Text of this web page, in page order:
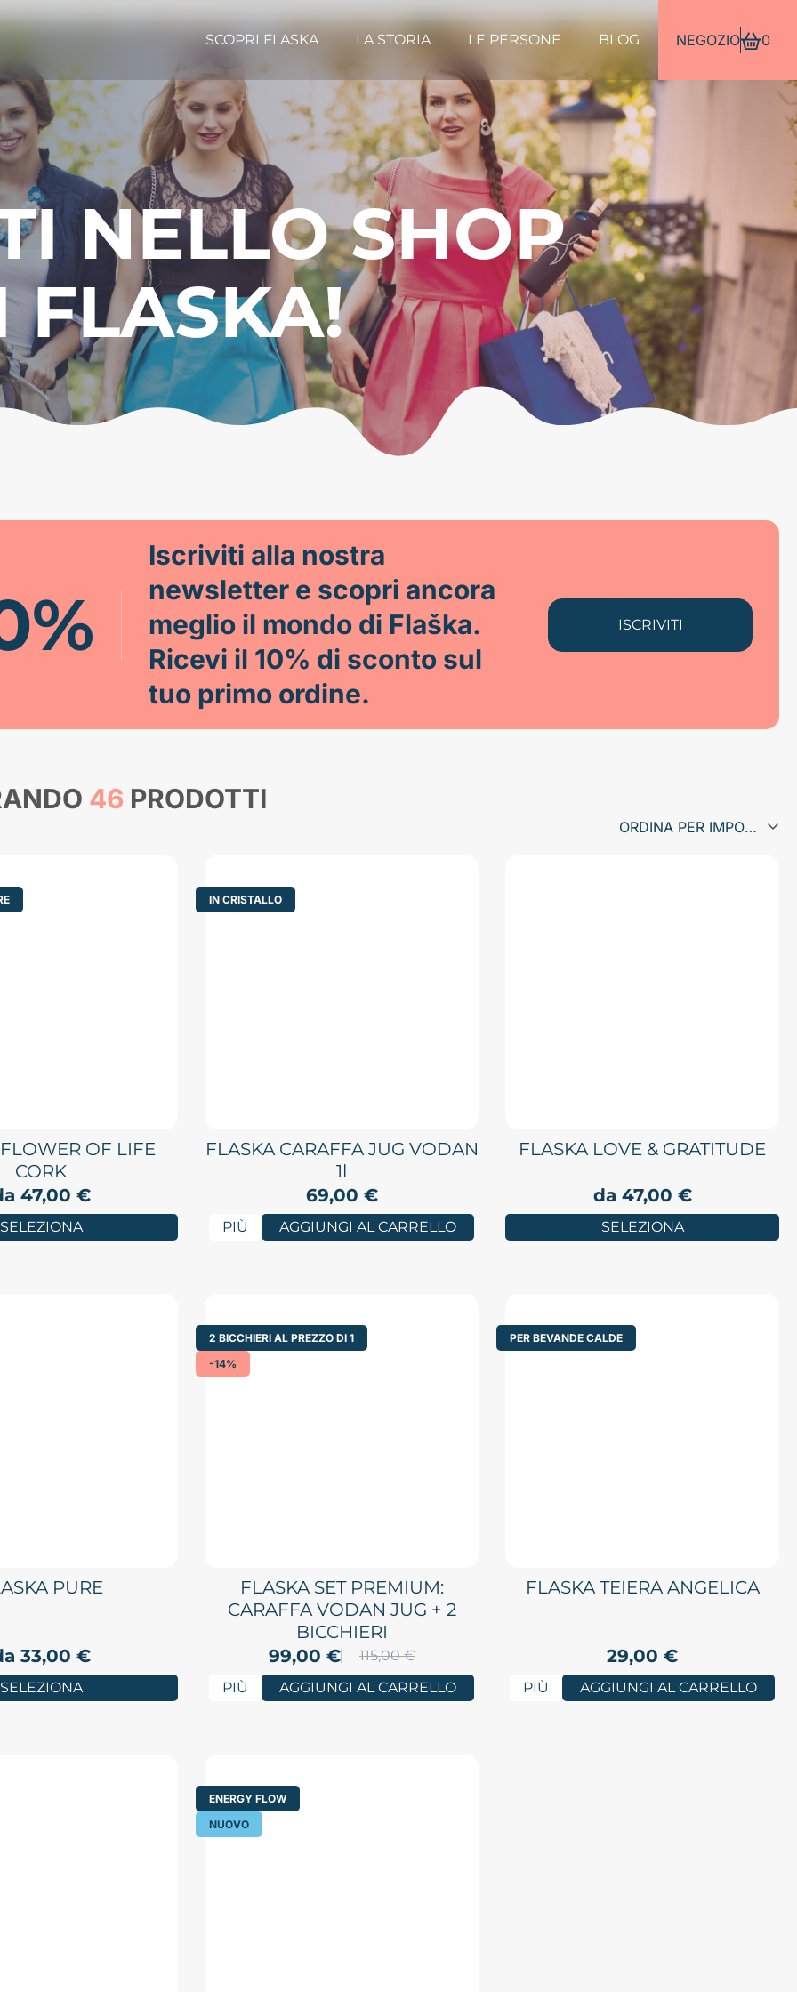
SCOPRI FLASKA LA STORIA LE PERSONE BLOG NEGOZIO 0
NELLO SHOP
FLASKA!
Iscriviti alla nostra
newsletter e scopri ancora
meglio il mondo di Flaška.
Ricevi il 10% di sconto sul
tuo primo ordine.
ISCRIVITI
46 PRODOTTI
OF LIFE
CORK
47,00 €
SELEZIONA
IN CRISTALLO
FLASKA CARAFFA JUG VODAN
1l
69,00 €
PIÙ AGGIUNGI AL CARRELLO
FLASKA LOVE & GRATITUDE
da 47,00 €
SELEZIONA
PURE
33,00 €
SELEZIONA
2 BICCHIERI AL PREZZO DI 1
-14%
FLASKA SET PREMIUM:
CARAFFA VODAN JUG + 2
BICCHIERI
99,00 € 115,00€
PIÙ
AGGIUNGI AL CARRELLO
PER BEVANDE CALDE
FLASKA TEIERA ANGELICA
29,00 €
PIÙ AGGIUNGI AL CARRELLO
ENERGY FLOW
NUOVO